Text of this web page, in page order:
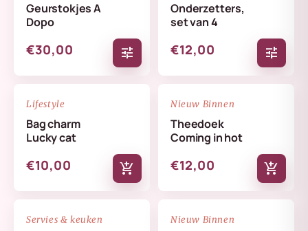
Geurstokjes A
Dopo
€30,00 tune
Onderzetters,
set van 4
€12,00 tune
NIEUW
Lifestyle
Bag charm
Lucky cat
€10,00 add_shopping_cart
NIEUW
Nieuw Binnen
Theedoek
Coming in hot
€12,00 add_shopping_cart
NIEUW
Servies & keuken NIEUW
Nieuw Binnen